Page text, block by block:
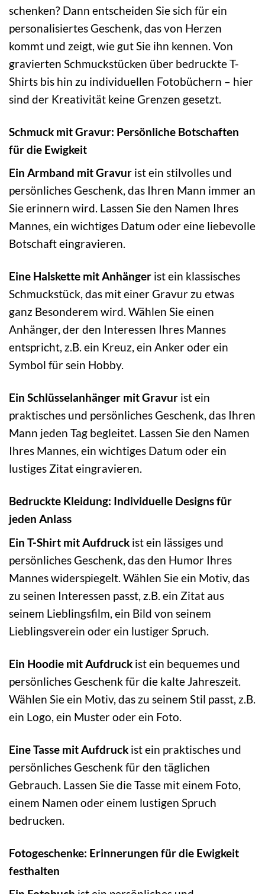
schenken? Dann entscheiden Sie sich für ein
personalisiertes Geschenk, das von Herzen
kommt und zeigt, wie gut Sie ihn kennen. Von
gravierten Schmuckstücken über bedruckte T-
Shirts bis hin zu individuellen Fotobüchern – hier
sind der Kreativität keine Grenzen gesetzt.
Schmuck mit Gravur: Persönliche Botschaften
für die Ewigkeit
Ein Armband mit Gravur ist ein stilvolles und
persönliches Geschenk, das Ihren Mann immer an
Sie erinnern wird. Lassen Sie den Namen Ihres
Mannes, ein wichtiges Datum oder eine liebevolle
Botschaft eingravieren.
Eine Halskette mit Anhänger ist ein klassisches
Schmuckstück, das mit einer Gravur zu etwas
ganz Besonderem wird. Wählen Sie einen
Anhänger, der den Interessen Ihres Mannes
entspricht, z.B. ein Kreuz, ein Anker oder ein
Symbol für sein Hobby.
Ein Schlüsselanhänger mit Gravur ist ein
praktisches und persönliches Geschenk, das Ihren
Mann jeden Tag begleitet. Lassen Sie den Namen
Ihres Mannes, ein wichtiges Datum oder ein
lustiges Zitat eingravieren.
Bedruckte Kleidung: Individuelle Designs für
jeden Anlass
Ein T-Shirt mit Aufdruck ist ein lässiges und
persönliches Geschenk, das den Humor Ihres
Mannes widerspiegelt. Wählen Sie ein Motiv, das
zu seinen Interessen passt, z.B. ein Zitat aus
seinem Lieblingsfilm, ein Bild von seinem
Lieblingsverein oder ein lustiger Spruch.
Ein Hoodie mit Aufdruck ist ein bequemes und
persönliches Geschenk für die kalte Jahreszeit.
Wählen Sie ein Motiv, das zu seinem Stil passt, z.B.
ein Logo, ein Muster oder ein Foto.
Eine Tasse mit Aufdruck ist ein praktisches und
persönliches Geschenk für den täglichen
Gebrauch. Lassen Sie die Tasse mit einem Foto,
einem Namen oder einem lustigen Spruch
bedrucken.
Fotogeschenke: Erinnerungen für die Ewigkeit
festhalten